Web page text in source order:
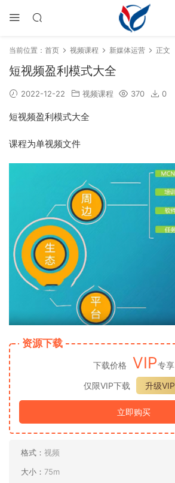
当前位置： 首页 视频课程 新媒体运营 正文
短视频盈利模式大全
2022-12-22 视频课程 370 0
短视频盈利模式大全
课程为单视频文件
资源下载
下载价格 VIP专享
仅限VIP下载
升级VIP
立即购买
格式： 视频
大小： 75m